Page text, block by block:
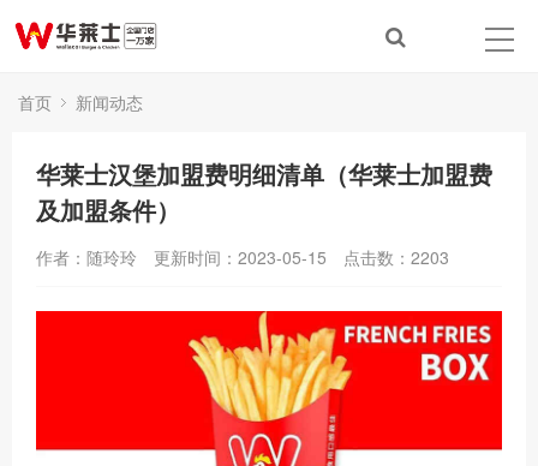
首页 新闻动态
华莱士汉堡加盟费明细清单（华莱士加盟费
及加盟条件）
作者：随玲玲 更新时间：2023-05-15 点击数： 2203